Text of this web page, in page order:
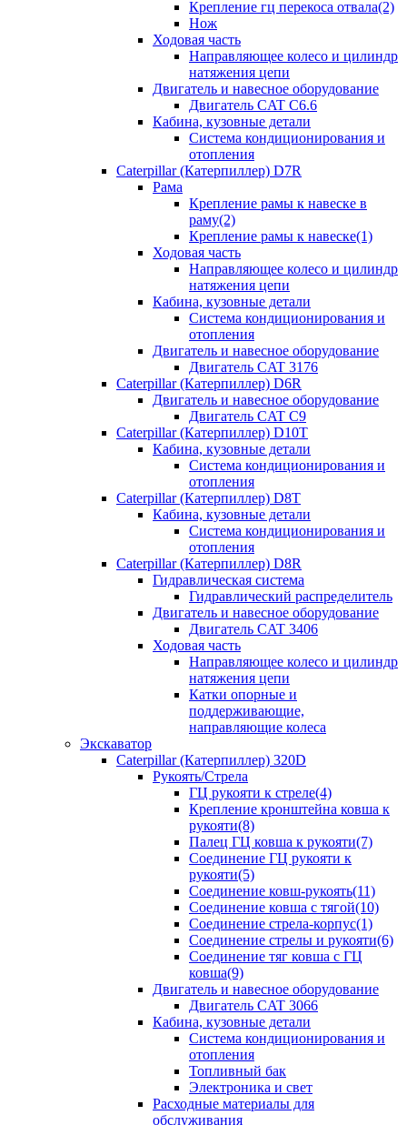
Крепление гц перекоса отвала(2)
Нож
Ходовая часть
Направляющее колесо и цилиндр
натяжения цепи
Двигатель и навесное оборудование
Двигатель CAT C6.6
Кабина, кузовные детали
Система кондиционирования и
отопления
Caterpillar (Катерпиллер) D7R
Рама
Крепление рамы к навеске в
раму(2)
Крепление рамы к навеске(1)
Ходовая часть
Направляющее колесо и цилиндр
натяжения цепи
Кабина, кузовные детали
Система кондиционирования и
отопления
Двигатель и навесное оборудование
Двигатель CAT 3176
Caterpillar (Катерпиллер) D6R
Двигатель и навесное оборудование
Двигатель CAT C9
Caterpillar (Катерпиллер) D10T
Кабина, кузовные детали
Система кондиционирования и
отопления
Caterpillar (Катерпиллер) D8T
Кабина, кузовные детали
Система кондиционирования и
отопления
Caterpillar (Катерпиллер) D8R
Гидравлическая система
Гидравлический распределитель
Двигатель и навесное оборудование
Двигатель CAT 3406
Ходовая часть
Направляющее колесо и цилиндр
натяжения цепи
Катки опорные и
поддерживающие,
направляющие колеса
Экскаватор
Caterpillar (Катерпиллер) 320D
Рукоять/Стрела
ГЦ рукояти к стреле(4)
Крепление кронштейна ковша к
рукояти(8)
Палец ГЦ ковша к рукояти(7)
Соединение ГЦ рукояти к
рукояти(5)
Соединение ковш-рукоять(11)
Соединение ковша с тягой(10)
Соединение стрела-корпус(1)
Соединение стрелы и рукояти(6)
Соединение тяг ковша с ГЦ
ковша(9)
Двигатель и навесное оборудование
Двигатель CAT 3066
Кабина, кузовные детали
Система кондиционирования и
отопления
Топливный бак
Электроника и свет
Расходные материалы для
обслуживания